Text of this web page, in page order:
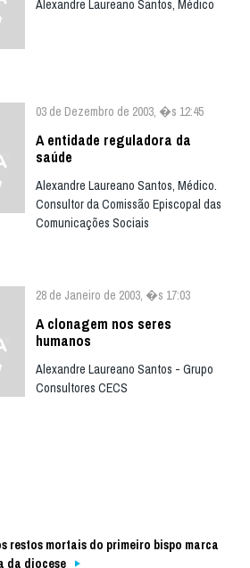
Alexandre Laureano Santos, Médico
03 de Dezembro de 2003, �s 12:45
A entidade reguladora da
saúde
Alexandre Laureano Santos, Médico.
Consultor da Comissão Episcopal das
Comunicações Sociais
28 de Janeiro de 2003, �s 17:03
A clonagem nos seres
humanos
Alexandre Laureano Santos - Grupo
Consultores CECS
restos mortais do primeiro bispo marca
da diocese